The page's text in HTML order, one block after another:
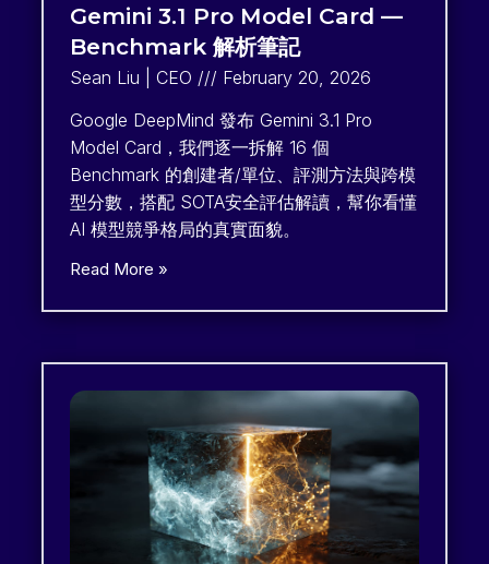
Gemini 3.1 Pro Model Card —
Benchmark 解析筆記
Sean Liu | CEO
February 20, 2026
Google DeepMind 發布 Gemini 3.1 Pro
Model Card，我們逐一拆解 16 個
Benchmark 的創建者/單位、評測方法與跨模
型分數，搭配 SOTA安全評估解讀，幫你看懂
AI 模型競爭格局的真實面貌。
Read More »